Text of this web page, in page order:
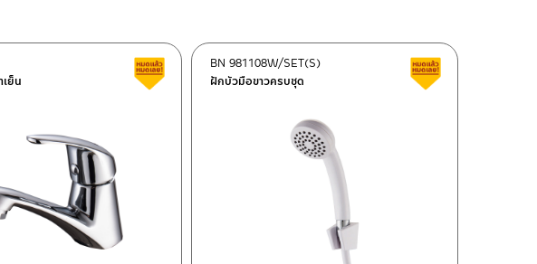
ก
ย็น
สินค้าลดราคา เคลียร์สต็อก
ฝักบัวมือขาวครบชุด
BN 981108W/SET(S) สินค้าลดราคา เคลี